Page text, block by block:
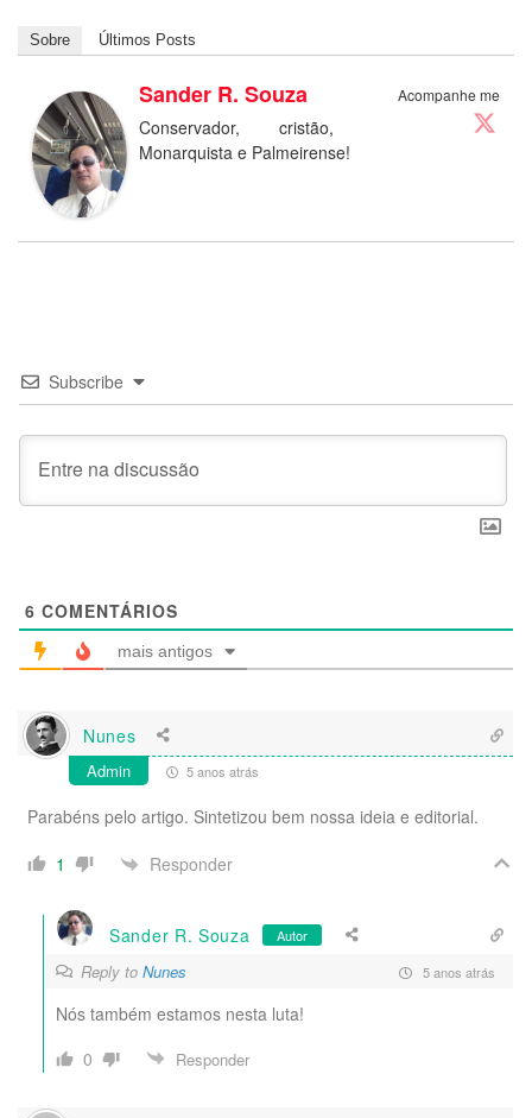
Sobre Últimos Posts
Acompanhe me
Sander R. Souza
Conservador, cristão,
Monarquista e Palmeirense!
Subscribe
6 COMENTÁRIOS
mais antigos
Nunes
Admin 5 anos atrás
Parabéns pelo artigo. Sintetizou bem nossa ideia e editorial.
1
Responder
Sander R. Souza Autor
Reply to Nunes 5 anos atrás
Nós também estamos nesta luta!
0
Responder